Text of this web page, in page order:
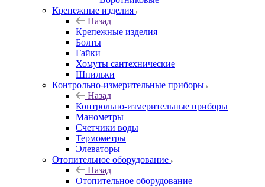
Крепежные изделия
Назад
Крепежные изделия
Болты
Гайки
Хомуты сантехнические
Шпильки
Контрольно-измерительные приборы
Назад
Контрольно-измерительные приборы
Манометры
Счетчики воды
Термометры
Элеваторы
Отопительное оборудование
Назад
Отопительное оборудование